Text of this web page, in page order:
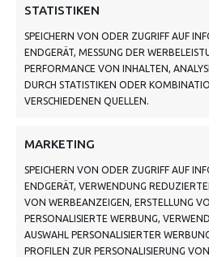
STATISTIKEN
SPEICHERN VON ODER ZUGRIFF AUF
ENDGERÄT, MESSUNG DER
PERFORMANCE VON INHALTEN,
DURCH STATISTIKEN ODER
VERSCHIEDENEN QUELLEN.
MARKETING
SPEICHERN VON ODER ZUGRIFF AUF
ENDGERÄT, VERWENDUNG
VON WERBEANZEIGEN, ERSTELLUNG
PERSONALISIERTE WERBUNG,
AUSWAHL PERSONALISIERTER
PROFILEN ZUR PERSONALISIERUNG
ADRESSE
VON TILING GMBH
BAHNHOFSTRASSE 3,
ÖHRENDORF
UHR
INFO@VONTILING.DE
SCHNELL UND GRÜN VERSENDET: